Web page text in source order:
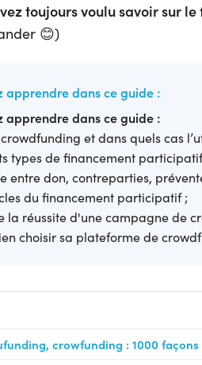
toujours voulu savoir sur
😊)
apprendre dans ce guide :
apprendre dans ce guide :
crowdfunding et dans quels cas
types de financement
entre don, contreparties,
du financement participatif ;
la réussite d'une campagne de
choisir sa plateforme de
crowfunding : 1000